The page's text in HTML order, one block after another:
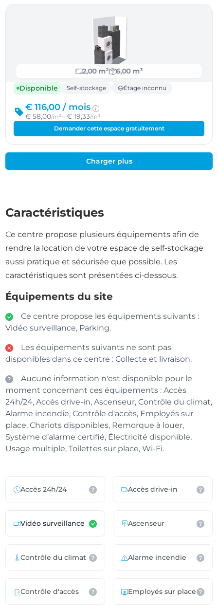
2,00 m²
6,00 m³
Disponible
Self-stockage Étage inconnu
€ 116,00 / mois
€ 58,00/m²– € 19,33/m³
Demander cette espace gratuitement
Charger plus
Caractéristiques
Ce centre propose plusieurs équipements afin de
rendre la location de votre espace de self-stockage
aussi pratique et sécurisée que possible. Les
caractéristiques sont présentées ci-dessous.
Équipements du site
Ce centre propose les équipements suivants :
Vidéo surveillance, Parking.
Les équipements suivants ne sont pas
disponibles dans ce centre : Collecte et livraison.
Aucune information n'est disponible pour le
moment concernant ces équipements : Accès
24h/24, Accès drive-in, Ascenseur, Contrôle du climat,
Alarme incendie, Contrôle d'accès, Employés sur
place, Chariots disponibles, Remorque à louer,
Système d’alarme certifié, Électricité disponible,
Usage multiple, Toilettes sur place, Wi-Fi.
Accès 24h/24 Accès drive-in
Vidéo surveillance Ascenseur
Contrôle du climat Alarme incendie
Contrôle d'accès Employés sur place